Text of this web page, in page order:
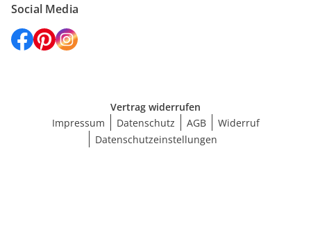
Social Media
Vertrag widerrufen
Impressum
Datenschutz AGB
Widerruf
Datenschutzeinstellungen